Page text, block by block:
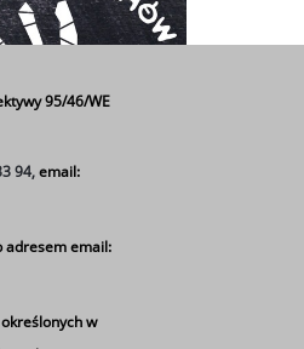
95/46/WE
94,email:
adresem email:
w